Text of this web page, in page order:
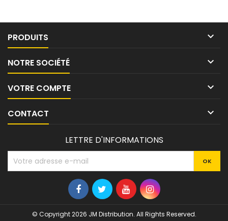
PRODUITS 
NOTRE SOCIÉTÉ 
VOTRE COMPTE 
CONTACT 
LETTRE D'INFORMATIONS
© Copyright 2026 JM Distribution. All Rights Reserved.